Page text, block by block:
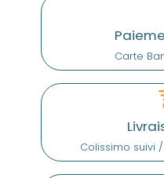
Carte
Colissimo suivi